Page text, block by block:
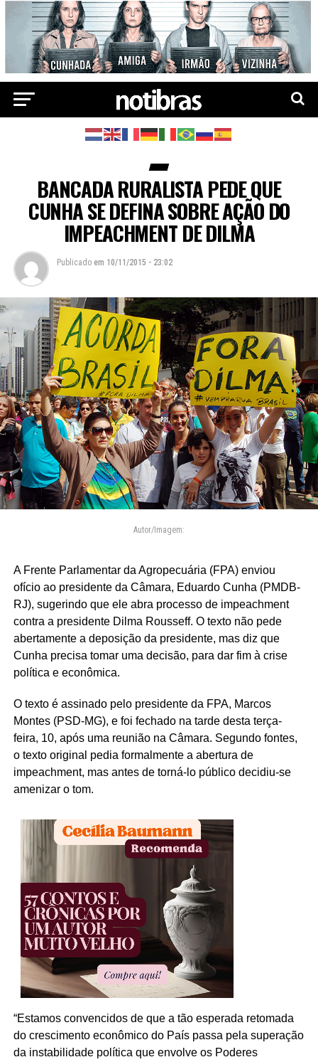
BANCADA RURALISTA PEDE QUE
CUNHA SE DEFINA SOBRE AÇÃO DO
IMPEACHMENT DE DILMA
Publicado em 10/11/2015 - 23:02
Autor/Imagem:
A Frente Parlamentar da Agropecuária (FPA) enviou
ofício ao presidente da Câmara, Eduardo Cunha (PMDB-
RJ), sugerindo que ele abra processo de impeachment
contra a presidente Dilma Rousseff. O texto não pede
abertamente a deposição da presidente, mas diz que
Cunha precisa tomar uma decisão, para dar fim à crise
política e econômica.
O texto é assinado pelo presidente da FPA, Marcos
Montes (PSD-MG), e foi fechado na tarde desta terça-
feira, 10, após uma reunião na Câmara. Segundo fontes,
o texto original pedia formalmente a abertura de
impeachment, mas antes de torná-lo público decidiu-se
amenizar o tom.
“Estamos convencidos de que a tão esperada retomada
do crescimento econômico do País passa pela superação
da instabilidade política que envolve os Poderes